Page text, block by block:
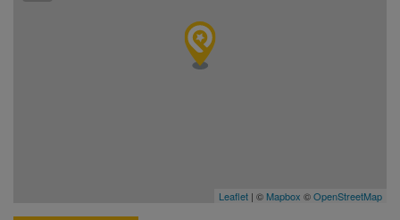
Leaflet | © Mapbox ©OpenStreetMap